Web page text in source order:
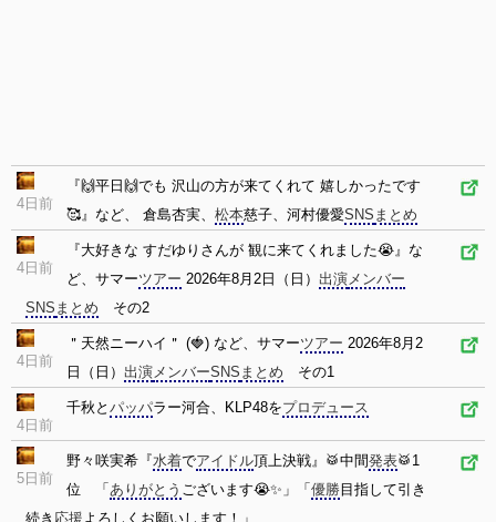
4日前
『🙌平日🙌でも 沢山の方が来てくれて 嬉しかったです
🥰』など、 倉島杏実、 松本慈子、河村優愛SNS まとめ
4日前
『大好きな すだゆりさんが 観に来てくれました😭』な
ど、サマーツアー 2026年8月2日（日） 出演メンバー
SNS まとめ その2
4日前
＂天然ニーハイ＂ (🍓) など、サマーツアー 2026年8月2
日（日） 出演メンバーSNS まとめ その1
4日前
千秋と パッパラー河合、KLP48をプロデュース
5日前
野々咲実希『水着でアイドル頂上決戦』🥁中間発表🥁1
位 「 ありがとう ございます😭✨」「 優勝目指して引き
続き 応援よろしくお願いします！」